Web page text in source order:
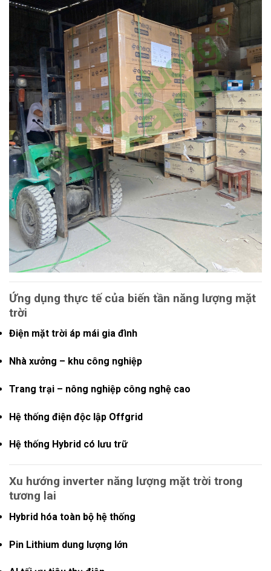
Ứng dụng thực tế của biến tần năng lượng mặt
trời
Điện mặt trời áp mái gia đình
Nhà xưởng – khu công nghiệp
Trang trại – nông nghiệp công nghệ cao
Hệ thống điện độc lập Offgrid
Hệ thống Hybrid có lưu trữ
Xu hướng inverter năng lượng mặt trời trong
tương lai
Hybrid hóa toàn bộ hệ thống
Pin Lithium dung lượng lớn